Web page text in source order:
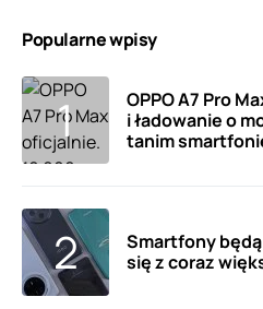
Popularne wpisy
OPPO A7 Pro
i ładowanie o
tanim
Smartfony
się z coraz